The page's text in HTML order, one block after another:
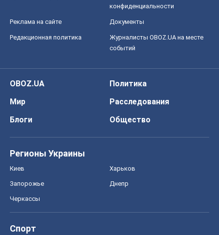
конфиденциальности
Реклама на сайте Документы
Редакционная политика
Журналисты OBOZ.UA на месте
событий
OBOZ.UA
Политика
Мир
Расследования
Блоги
Общество
Регионы Украины
Киев Харьков
Запорожье Днепр
Черкассы
Спорт